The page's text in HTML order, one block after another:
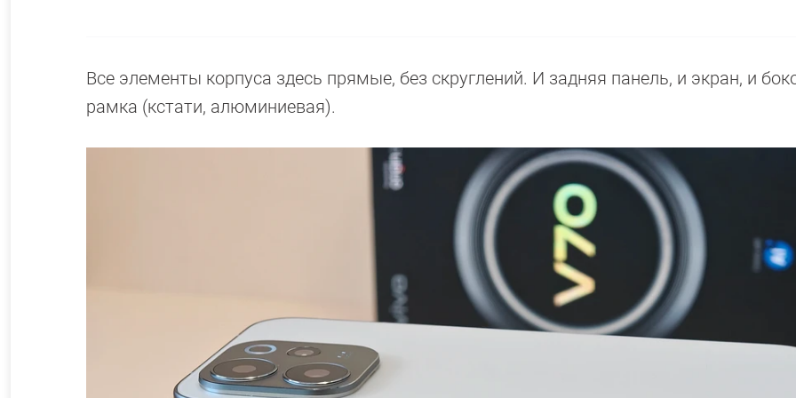
Все элементы корпуса здесь прямые, без скруглений. И задняя панель, и экран, и
рамка (кстати, алюминиевая).